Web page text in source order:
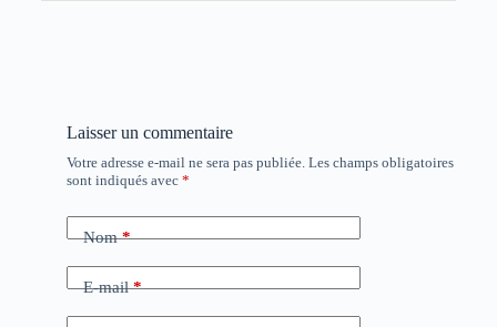
Laisser un commentaire
Votre adresse e-mail ne sera pas publiée. Les champs obligatoires
sont indiqués avec *
Nom*
E-mail*